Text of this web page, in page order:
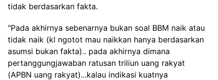
tidak berdasarkan fakta.
"Pada akhirnya sebenarnya bukan soal BBM naik atau
tidak naik (kl ngotot mau naikkan hanya berdasarkan
asumsi bukan fakta).. pada akhirnya dimana
pertanggungjawaban ratusan triliun uang rakyat
(APBN uang rakyat)...kalau indikasi kuatnya